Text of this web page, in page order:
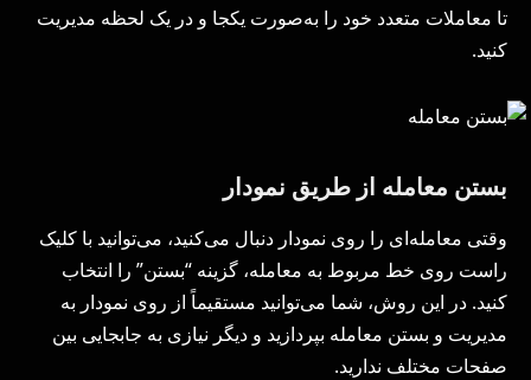
تا معاملات متعدد خود را به‌صورت یکجا و در یک لحظه مدیریت
کنید​.
بستن معامله از طریق نمودار
وقتی معامله‌ای را روی نمودار دنبال می‌کنید، می‌توانید با کلیک
راست روی خط مربوط به معامله، گزینه “بستن” را انتخاب
کنید. در این روش، شما می‌توانید مستقیماً از روی نمودار به
مدیریت و بستن معامله بپردازید و دیگر نیازی به جابجایی بین
صفحات مختلف ندارید.